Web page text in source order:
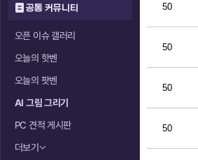
공통 커뮤니티
오픈 이슈 갤러리
오늘의 핫벤
오늘의 팟벤
AI 그림 그리기
PC 견적 게시판
더보기
50
50
50
50